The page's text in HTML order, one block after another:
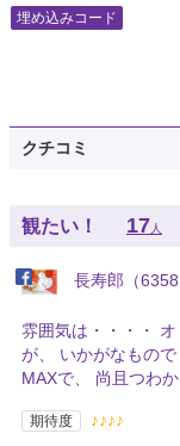
埋め込みコード
クチコミ
観たい！ 17人
長寿郎（6358
雰囲気は・・・・
が、 いかがなもの
MAXで、 尚且つわ
期待度 ♪♪♪♪